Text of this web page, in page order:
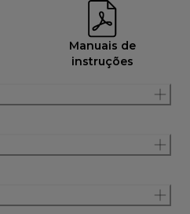
Manuais de
instruções